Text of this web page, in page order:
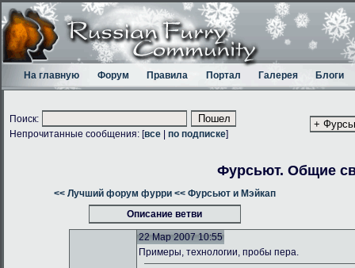
На главную Форум Правила Портал Галерея Блоги
Поиск:
Непрочитанные сообщения: [все по подписке]
Фурсьют. Общие
<< Лучший форум фурри << Фурсьют и Мэйкап
Описание ветви
22 Мар 2007 10:55
Примеры, технологии, пробы пера.